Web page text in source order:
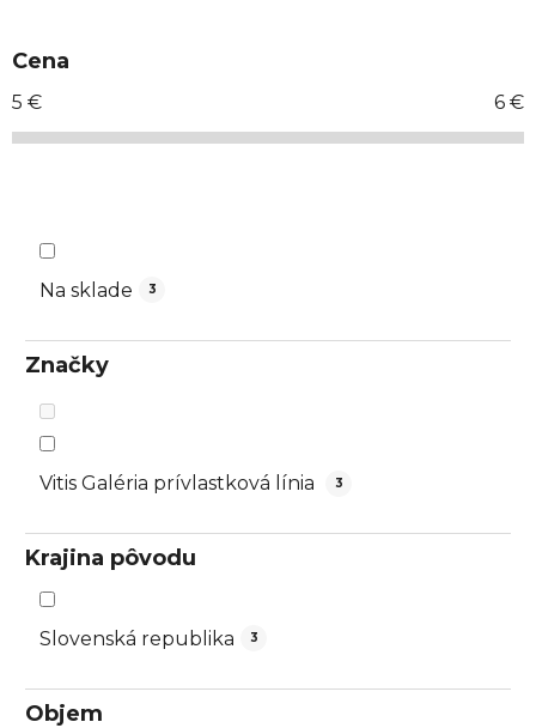
p
r
o
Cena
5 € 6 €
Na sklade 3
Značky
Vitis Galéria prívlastková línia 3
Krajina pôvodu
Slovenská republika 3
Objem